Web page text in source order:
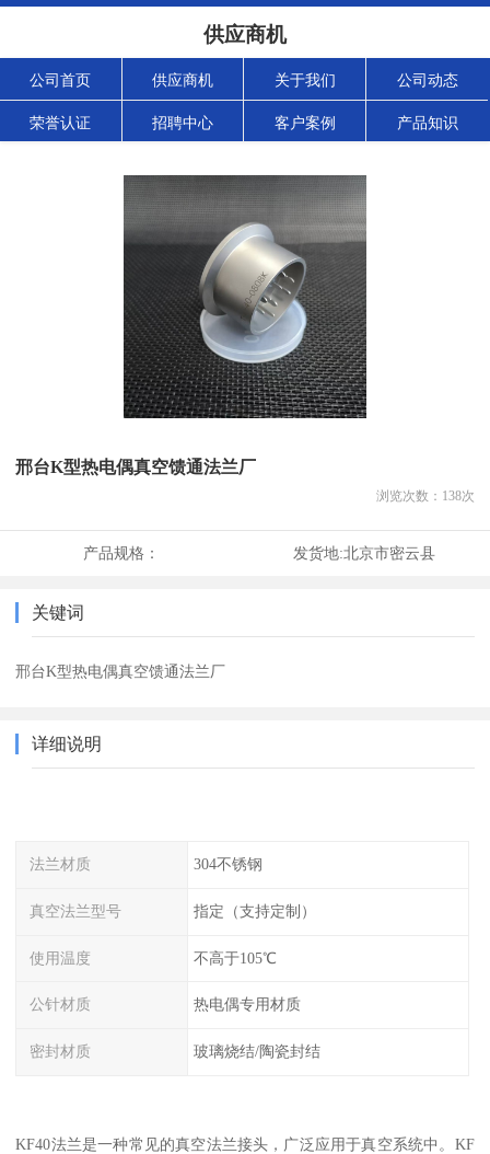
供应商机
公司首页 供应商机 关于我们 公司动态
荣誉认证 招聘中心 客户案例 产品知识
邢台K型热电偶真空馈通法兰厂
浏览次数： 138次
产品规格： 发货地:北京市密云县
关键词
邢台K型热电偶真空馈通法兰厂
详细说明
法兰材质 304不锈钢
真空法兰型号 指定（支持定制）
使用温度 不高于105℃
公针材质 热电偶专用材质
密封材质 玻璃烧结/陶瓷封结
KF40法兰是一种常见的真空法兰接头，广泛应用于真空系统中。KF